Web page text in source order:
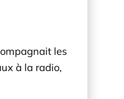
les
à la radio,